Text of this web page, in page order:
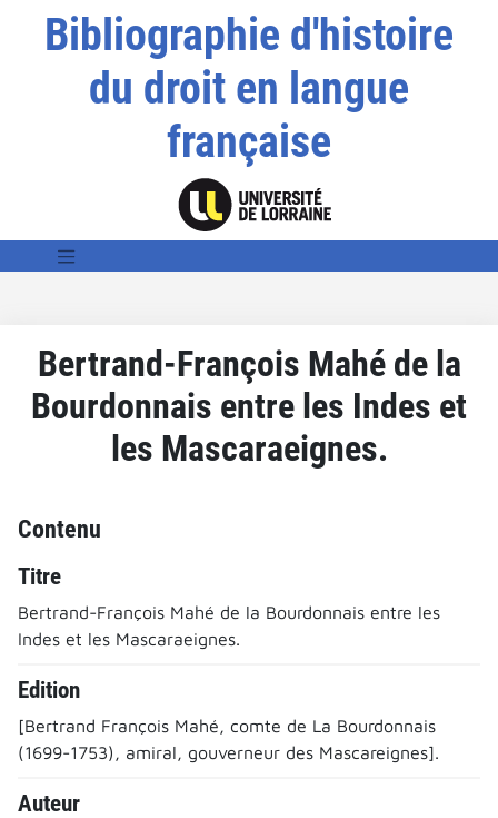
Bibliographie d'histoire
du droit en langue
française
Bertrand-François Mahé de la
Bourdonnais entre les Indes et
les Mascaraeignes.
Contenu
Titre
Bertrand-François Mahé de la Bourdonnais entre les
Indes et les Mascaraeignes.
Edition
[Bertrand François Mahé, comte de La Bourdonnais
(1699-1753), amiral, gouverneur des Mascareignes].
Auteur